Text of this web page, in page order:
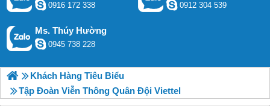
0916 172 338 0912 304 539
Ms. Thúy Hường
0945 738 228
Khách Hàng Tiêu Biểu
Tập Đoàn Viễn Thông Quân Đội Viettel